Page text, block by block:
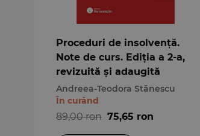
Proceduri de insolvență.
Note de curs. Ediția a 2-a,
revizuită și adaugită
Andreea-Teodora Stănescu
În curând
89,00 ron 75,65 ron